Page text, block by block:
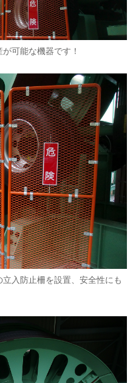
可能な機器です！
入防止柵を設置、安全性にも